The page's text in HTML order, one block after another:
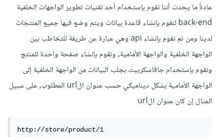
عادةً ما يحدث أننا نقوم بإستخدام أحد تقنيات تطوير الواجهات الخلفية
back-end لنقوم بإنشاء قاعدة بيانات ويتم وضع فيها جميع المنتجات
لدينا ومن ثم نقوم بإنشاء api وهي عبارة عن طريقة للتخاطب بين
الواجهة الخلفية والواجهة الأمامية, ونقوم بإنشاء صفحة واحدة للمنتج
ونقوم بإستخدام جافاسكريبت بجلب البيانات من الواجهة الخلفية إلى
الواجهة الأمامية بشكل ديناميكي حسب عنوان الurl المطلوب, على سبيل
المثال إن كان عنوان الurl
http://store/product/1